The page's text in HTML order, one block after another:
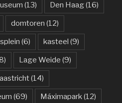
(13) Den Haag(16)
domtoren (12)
(6) kasteel (9)
Lage Weide (9)
(14)
(69) Máximapark(12)